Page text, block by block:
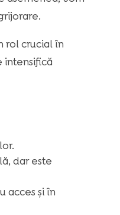
rol crucial în
intensifică
dar este
acces și în